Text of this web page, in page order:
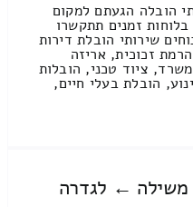
שירותי הובלה הגעתם למקום
זמנים תתקשרו
שירותי הובלת דירות
זכוכית, אריזה
ציוד טכני, הובלות
הובלת בעלי חיים,
משילה ← לגדרה